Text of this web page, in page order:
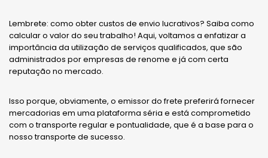
Lembrete: como obter custos de envio lucrativos? Saiba como
calcular o valor do seu trabalho! Aqui, voltamos a enfatizar a
importância da utilização de serviços qualificados, que são
administrados por empresas de renome e já com certa
reputação no mercado.
Isso porque, obviamente, o emissor do frete preferirá fornecer
mercadorias em uma plataforma séria e está comprometido
com o transporte regular e pontualidade, que é a base para o
nosso transporte de sucesso.